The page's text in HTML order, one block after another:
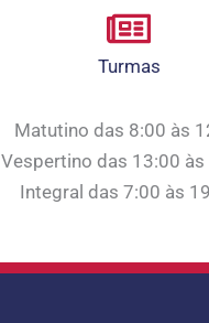
Turmas
Matutino das 8:00 às
Vespertino das 13:00 às
Integral das 7:00 às